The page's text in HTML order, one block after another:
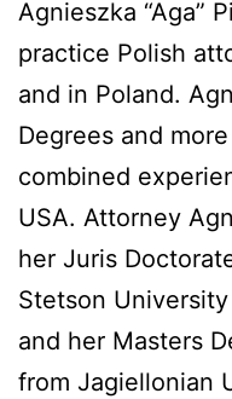
Agnieszka “Aga”
practice Polish
and in Poland.
Degrees and
combined
USA. Attorney
her Juris
Stetson
and her Masters
from Jagiellonian